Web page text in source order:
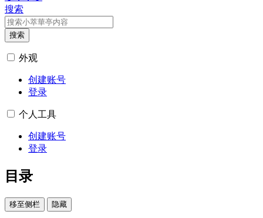
搜索
搜索
外观
创建账号
登录
个人工具
创建账号
登录
目录
移至侧栏 隐藏